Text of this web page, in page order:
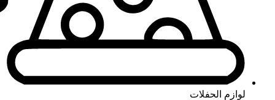
لوازم الحفلات